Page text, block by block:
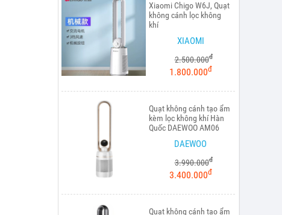
Xiaomi Chigo W6J, Quạt
không cánh lọc không
khí
XIAOMI
2.500.000đ
1.800.000đ
Quạt không cánh tạo ẩm
kèm lọc không khí Hàn
Quốc DAEWOO AM06
DAEWOO
3.990.000đ
3.400.000đ
Quạt không cánh tạo ẩm